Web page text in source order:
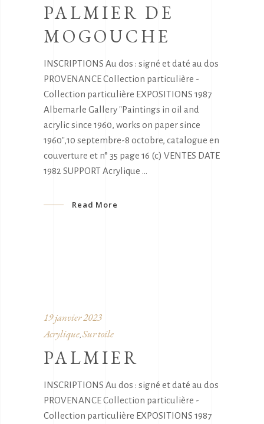
PALMIER DE
MOGOUCHE
INSCRIPTIONS Au dos : signé et daté au dos
PROVENANCE Collection particulière -
Collection particulière EXPOSITIONS 1987
Albemarle Gallery "Paintings in oil and
acrylic since 1960, works on paper since
1960",10 septembre-8 octobre, catalogue en
couverture et n° 35 page 16 (c) VENTES DATE
1982 SUPPORT Acrylique
Read More
19 janvier 2023
Acrylique, Sur toile
PALMIER
INSCRIPTIONS Au dos : signé et daté au dos
PROVENANCE Collection particulière -
Collection particulière EXPOSITIONS 1987